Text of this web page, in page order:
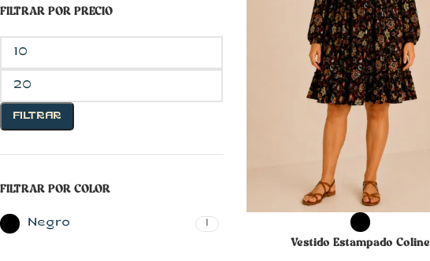
ESTILO
Blusas
FILTRAR POR PRECIO
FILTRAR
FILTRAR POR COLOR
Negro 1 SELECCIONAR OPCIONES
Vestido Estampado Coline